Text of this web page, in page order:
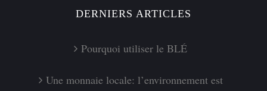
DERNIERS ARTICLES
Pourquoi utiliser le BLÉ
Une monnaie locale: l’environnement est